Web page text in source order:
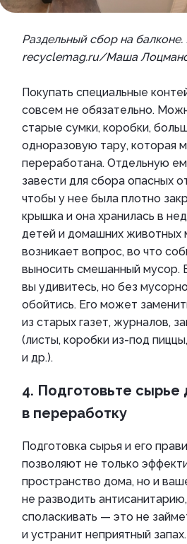
Раздельный сбор на балконе.
recyclemag.ru/Маша
Покупать специальные
совсем не обязательно.
старые сумки, коробки,
одноразовую тару, которая
переработана. Отдельную
завести для сбора опасных
чтобы у нее была плотно
крышка и она хранилась в
детей и домашних животных
возникает вопрос, во что
выносить смешанный мусор.
вы удивитесь, но без
обойтись. Его может
из старых газет, журналов,
(листы, коробки из-под
и др.).
4. Подготовьте сырье
в переработку
Подготовка сырья и его
позволяют не только
пространство дома, но и
не разводить
споласкивать — это не
и устранит неприятный